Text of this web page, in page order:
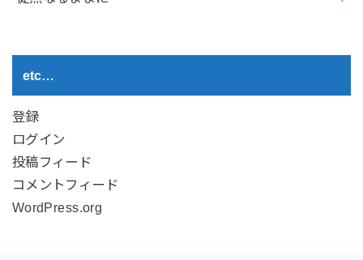
etc…
登録
ログイン
投稿フィード
コメントフィード
WordPress.org